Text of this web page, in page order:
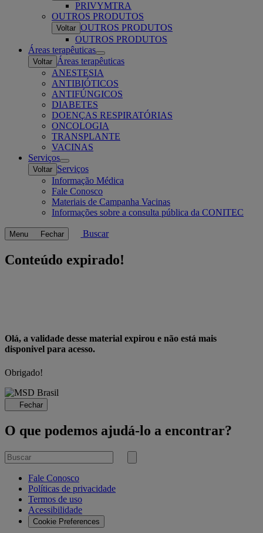
PRIVYMTRA
OUTROS PRODUTOS
Voltar OUTROS PRODUTOS
OUTROS PRODUTOS
Áreas terapêuticas
Open
submenu
Voltar Áreas terapêuticas
ANESTESIA
ANTIBIÓTICOS
ANTIFÚNGICOS
DIABETES
DOENÇAS RESPIRATÓRIAS
ONCOLOGIA
TRANSPLANTE
VACINAS
Serviços
Open
submenu
Voltar Serviços
Informação Médica
Fale Conosco
Materiais de Campanha Vacinas
Informações sobre a consulta pública da CONITEC
Menu Fechar Buscar
Conteúdo expirado!
Olá, a validade desse material expirou e não está mais
disponivel para acesso.
Obrigado!
Fechar
O que podemos ajudá-lo a encontrar?
Buscar
por
Submit
Fale Conosco
Políticas de privacidade
Termos de uso
Acessibilidade
Cookie Preferences